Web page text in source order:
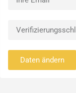
Daten ändern